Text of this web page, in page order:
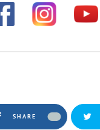
SHARE